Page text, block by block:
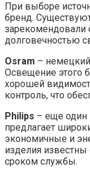
При выборе
бренд.
зарекомендовали
долговечностью
Osram –
Освещение этого
хорошей
контроль, что
Philips – еще один
предлагает
экономичные и
изделия
сроком службы.